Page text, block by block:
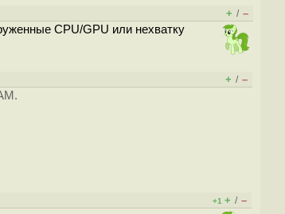
+ / –
CPU/GPU или нехватку
+ / –
+1 + / –